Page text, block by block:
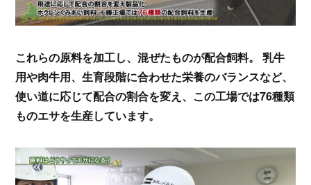
これらの原料を加工し、混ぜたものが配合飼料。 乳牛
用や肉牛用、生育段階に合わせた栄養のバランスなど、
使い道に応じて配合の割合を変え、この工場では76種類
ものエサを生産しています。